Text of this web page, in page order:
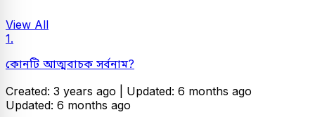
View All
1.
কোনটি আত্মবাচক সর্বনাম?
Created: 3 years ago | Updated: 6 months ago
Updated: 6 months ago